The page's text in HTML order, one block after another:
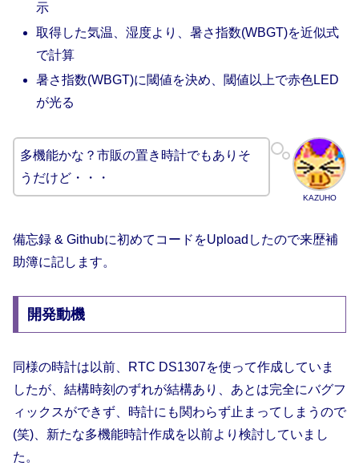
示
取得した気温、湿度より、暑さ指数(WBGT)を近似式
で計算
暑さ指数(WBGT)に閾値を決め、閾値以上で赤色LED
が光る
KAZUHO
多機能かな？市販の置き時計でもありそ
うだけど・・・
備忘録 & Githubに初めてコードをUploadしたので来歴補
助簿に記します。
開発動機
同様の時計は以前、RTC DS1307を使って作成していま
したが、結構時刻のずれが結構あり、あとは完全にバグフ
ィックスができず、時計にも関わらず止まってしまうので
(笑)、新たな多機能時計作成を以前より検討していまし
た。